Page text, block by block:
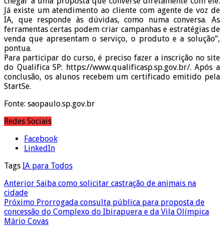
Já existe um atendimento ao cliente com agente de voz de
IA, que responde às dúvidas, como numa conversa. As
ferramentas certas podem criar campanhas e estratégias de
venda que apresentam o serviço, o produto e a solução”,
pontua.
Para participar do curso, é preciso fazer a inscrição no site
do Qualifica SP: https://www.qualificasp.sp.gov.br/. Após a
conclusão, os alunos recebem um certificado emitido pela
StartSe.
Fonte: saopaulo.sp.gov.br
Redes Sociais
Facebook
LinkedIn
Tags IA para Todos
Anterior Saiba como solicitar castração de animais na
cidade
Próximo Prorrogada consulta pública para proposta de
concessão do Complexo do Ibirapuera e da Vila Olímpica
Mário Covas